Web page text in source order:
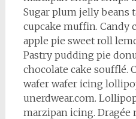
Sugar plum jelly beans
cupcake muffin. Candy
apple pie sweet roll
Pastry pudding pie
chocolate cake soufflé.
wafer wafer icing
unerdwear.com.
marzipan icing. Dragée